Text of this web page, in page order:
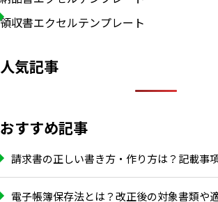
領収書エクセルテンプレート
人気記事
おすすめ記事
請求書の正しい書き方・作り方は？記載事
電子帳簿保存法とは？改正後の対象書類や